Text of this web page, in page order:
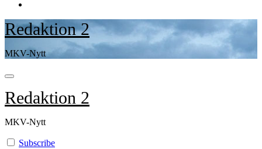
Redaktion 2
MKV-Nytt
Redaktion 2
MKV-Nytt
Subscribe